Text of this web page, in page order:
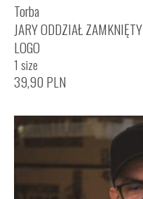
Torba
JARY ODDZIAŁ ZAMKNIĘTY
LOGO
1 size
39,90 PLN